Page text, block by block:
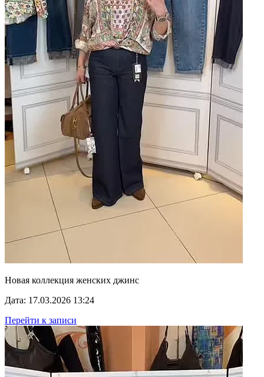
Новая коллекция женских джинс
Дата: 17.03.2026 13:24
Перейти к записи